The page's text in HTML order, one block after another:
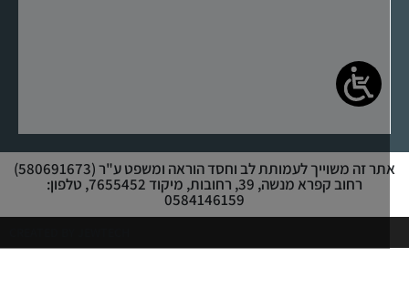
אתר זה משוייך לעמותת לב וחסד הוראה ומשפט ע"ר (580691673)
רחוב קפרא מנשה, 39, רחובות, מיקוד 7655452, טלפון:
0584146159